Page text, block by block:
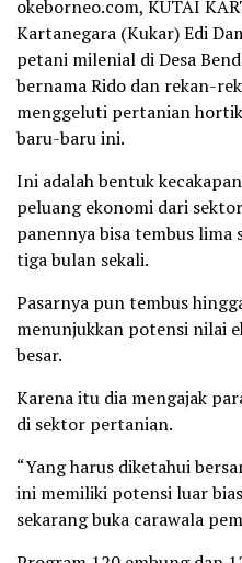
okeborneo.com, KUTAI
Kartanegara (Kukar) Edi
petani milenial di Desa
bernama Rido dan rekan-
menggeluti pertanian
baru-baru ini.
Ini adalah bentuk
peluang ekonomi dari
panennya bisa tembus
tiga bulan sekali.
Pasarnya pun tembus
menunjukkan potensi nilai
besar.
Karena itu dia mengajak
di sektor pertanian.
“Yang harus diketahui
ini memiliki potensi luar
sekarang buka carawala